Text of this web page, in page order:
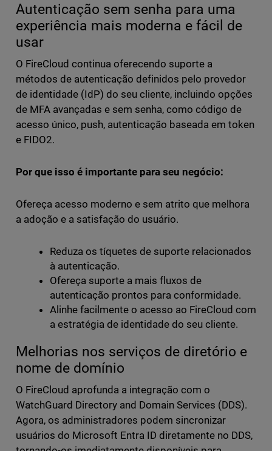
Autenticação sem senha para uma
experiência mais moderna e fácil de
usar
O FireCloud continua oferecendo suporte a
métodos de autenticação definidos pelo provedor
de identidade (IdP) do seu cliente, incluindo opções
de MFA avançadas e sem senha, como código de
acesso único, push, autenticação baseada em token
e FIDO2.
Por que isso é importante para seu negócio:
Ofereça acesso moderno e sem atrito que melhora
a adoção e a satisfação do usuário.
Reduza os tíquetes de suporte relacionados
à autenticação.
Ofereça suporte a mais fluxos de
autenticação prontos para conformidade.
Alinhe facilmente o acesso ao FireCloud com
a estratégia de identidade do seu cliente.
Melhorias nos serviços de diretório e
nome de domínio
O FireCloud aprofunda a integração com o
WatchGuard Directory and Domain Services (DDS).
Agora, os administradores podem sincronizar
usuários do Microsoft Entra ID diretamente no DDS,